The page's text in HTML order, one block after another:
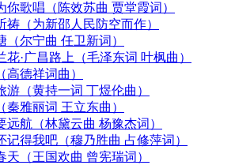
你歌唱（陈效苏曲 贾堂霞词）
祷（为新邵人民防空而作）
（尔宁曲 任卫新词）
花·广昌路上（毛泽东词 叶枫曲）
高德祥词曲）
游（黄持一词 丁煜伦曲）
秦雅丽词 王立东曲）
远航（林黛云曲 杨豫杰词）
记得我吧（穆乃胜曲 占修萍词）
天（王国欢曲 曾宪瑞词）